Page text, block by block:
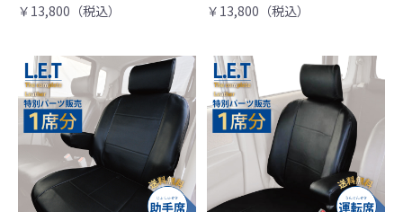
￥13,800（税込） ￥13,800（税込）